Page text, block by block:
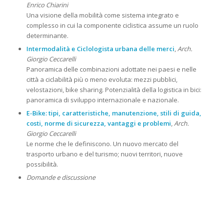
Enrico Chiarini
Una visione della mobilità come sistema integrato e
complesso in cui la componente ciclistica assume un ruolo
determinante.
Intermodalità e Ciclologista urbana delle merci,Arch.
Giorgio Ceccarelli
Panoramica delle combinazioni adottate nei paesi e nelle
città a ciclabilità più o meno evoluta: mezzi pubblici,
velostazioni, bike sharing. Potenzialità della logistica in bici:
panoramica di sviluppo internazionale e nazionale.
E-Bike: tipi, caratteristiche, manutenzione, stili di guida,
costi, norme di sicurezza, vantaggi e problemi,Arch.
Giorgio Ceccarelli
Le norme che le definiscono. Un nuovo mercato del
trasporto urbano e del turismo; nuovi territori, nuove
possibilità.
Domande e discussione